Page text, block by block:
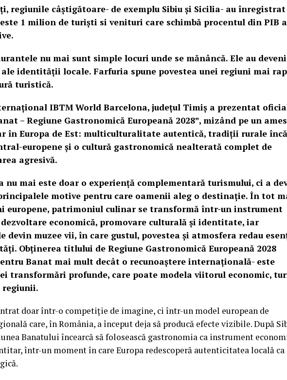
regiunile câștigătoare- de exemplu Sibiu și Sicilia- au înregistrat
1 milion de turiști si venituri care schimbă procentul din PIB
nu mai sunt simple locuri unde se mănâncă. Ele au
identității locale. Farfuria spune povestea unei regiuni mai
turistică.
IBTM World Barcelona, județul Timiș a prezentat
– Regiune Gastronomică Europeană 2028”, mizând pe un
în Europa de Est: multiculturalitate autentică, tradiții rurale
europene și o cultură gastronomică nealterată complet de
agresivă.
nu mai este doar o experiență complementară turismului, ci a
motive pentru care oamenii aleg o destinație. În tot
europene, patrimoniul culinar se transformă într-un instrument
economică, promovare culturală și identitate, iar
devin muzee vii, în care gustul, povestea și atmosfera redau
Obținerea titlului de Regiune Gastronomică Europeană 2028
Banat mai mult decât o recunoaștere internațională- este
transformări profunde, care poate modela viitorul economic,
regiunii.
doar într-o competiție de imagine, ci într-un model european de
care, în România, a început deja să producă efecte vizibile. După
Banatului încearcă să folosească gastronomia ca instrument
într-un moment în care Europa redescoperă autenticitatea locală ca